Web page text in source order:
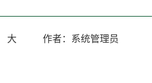
大 作者：系统管理员